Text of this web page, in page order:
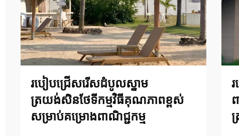
របៀបជ្រើសរើសដំបូលស្នាម
ត្រយង់សិនថែទីកម្មវិធីគុណភាពខ្ពស់
សម្រាប់គម្រោងពាណិជ្ជកម្ម